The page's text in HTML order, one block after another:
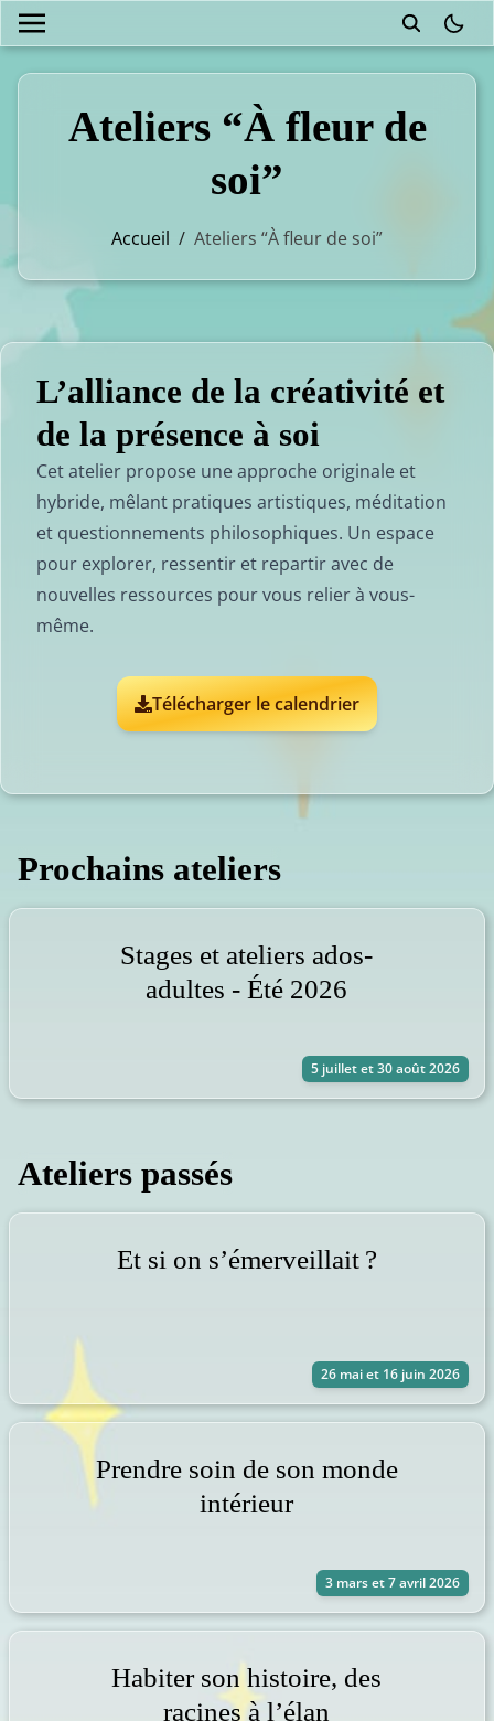
Ateliers “À fleur de
soi”
Accueil / Ateliers “À fleur de soi”
L’alliance de la créativité et
de la présence à soi
Cet atelier propose une approche originale et
hybride, mêlant pratiques artistiques, méditation
et questionnements philosophiques. Un espace
pour explorer, ressentir et repartir avec de
nouvelles ressources pour vous relier à vous-
même.
Télécharger le calendrier
Prochains ateliers
5 juillet et 30 août 2026
Stages et ateliers ados-
adultes - Été 2026
Ateliers passés
26 mai et 16 juin 2026
Et si on s’émerveillait ?
3 mars et 7 avril 2026
Prendre soin de son monde
intérieur
Habiter son histoire, des
racines à l’élan